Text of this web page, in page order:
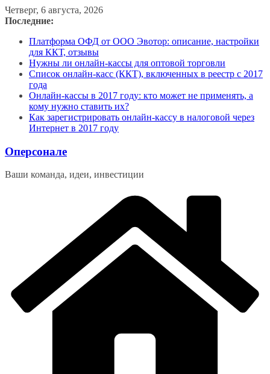
Перейти
к
Четверг, 6 августа, 2026
Последние:
Платформа ОФД от ООО Эвотор: описание, настройки
для ККТ, отзывы
Нужны ли онлайн-кассы для оптовой торговли
Список онлайн-касс (ККТ), включенных в реестр с 2017
года
Онлайн-кассы в 2017 году: кто может не применять, а
кому нужно ставить их?
Как зарегистрировать онлайн-кассу в налоговой через
Интернет в 2017 году
Оперсонале
Ваши команда, идеи, инвестиции